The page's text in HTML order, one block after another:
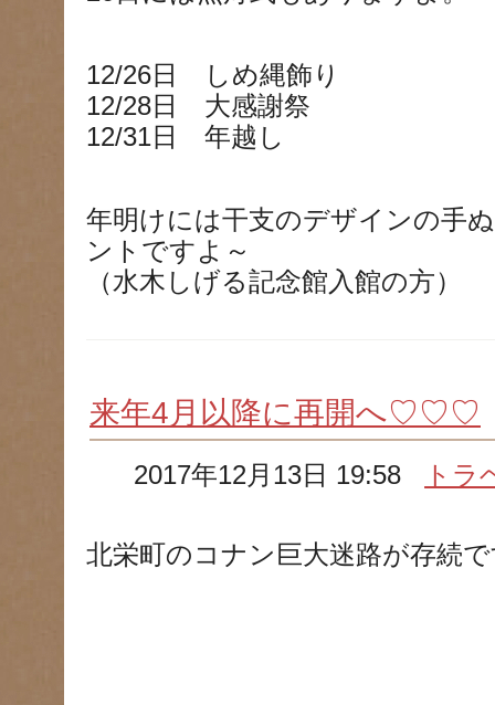
12/26日 しめ縄飾り
12/28日 大感謝祭
12/31日 年越し
年明けには干支のデザインの手
ントですよ～
（水木しげる記念館入館の方）
来年4月以降に再開へ♡♡♡
2017年12月13日 19:58 トラ
北栄町のコナン巨大迷路が存続